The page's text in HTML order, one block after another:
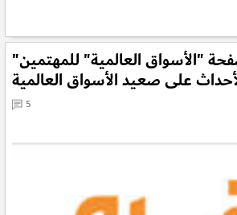
"أرقام" تدشن صفحة "الأسواق العالمية" للمهتمين
على صعيد الأسواق العالمية
5